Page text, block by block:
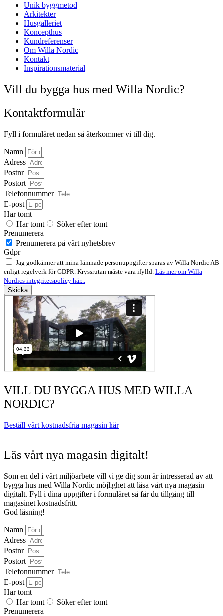
Unik byggmetod
Arkitekter
Husgalleriet
Koncepthus
Kundreferenser
Om Willa Nordic
Kontakt
Inspirationsmaterial
Vill du bygga hus med Willa Nordic?
Kontaktformulär
Fyll i formuläret nedan så återkommer vi till dig.
Namn
Adress
Postnr
Postort
Telefonnummer
E-post
Har tomt
Har tomt
Söker efter tomt
Prenumerera
Prenumerera på vårt nyhetsbrev
Gdpr
Jag godkänner att mina lämnade personuppgifter sparas av Willa Nordic AB
enligt regelverk för GDPR. Kryssrutan måste vara ifylld. Läs mer om Willa
Nordics integritetspolicy här...
Skicka
VILL DU BYGGA HUS MED WILLA
NORDIC?
Beställ vårt kostnadsfria magasin här
Läs vårt nya magasin digitalt!
Som en del i vårt miljöarbete vill vi ge dig som är intresserad av att
bygga hus med Willa Nordic möjlighet att läsa vårt nya magasin
digitalt. Fyll i dina uppgifter i formuläret så får du tillgång till
magasinet kostnadsfritt.
God läsning!
Namn
Adress
Postnr
Postort
Telefonnummer
E-post
Har tomt
Har tomt
Söker efter tomt
Prenumerera